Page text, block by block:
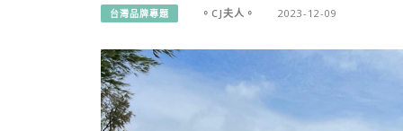
台灣品牌專題 。CJ夫人。 2023-12-09